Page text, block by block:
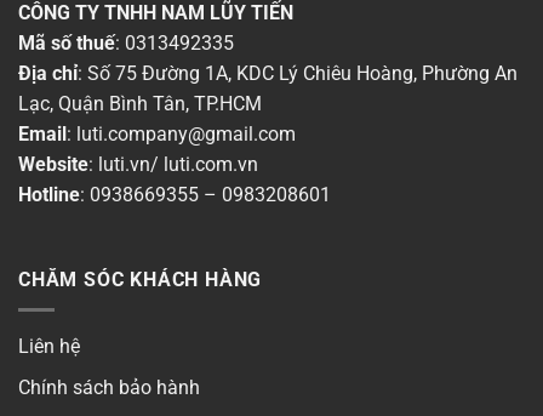
CÔNG TY TNHH NAM LŨY TIẾN
Mã số thuế: 0313492335
Địa chỉ: Số 75 Đường 1A, KDC Lý Chiêu Hoàng, Phường An
Lạc, Quận Bình Tân, TP.HCM
Email : luti.company@gmail.com
Website: luti.vn/ luti.com.vn
Hotline: 0938669355 – 0983208601
CHĂM SÓC KHÁCH HÀNG
Liên hệ
Chính sách bảo hành